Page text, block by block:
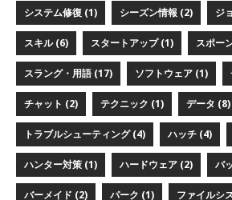
システム修復 (1) シーズン情報 (2) ジ
スキル (6) スタートアップ (1) スポー
スラング・用語 (17) ソフトウェア (1)
チャット (2) テクニック (1) データ (8)
トラブルシューティング (4) ハッチ (4)
ハンター対策 (1) ハードウェア (2) バ
バーメイド (2) パーク (1) ファイルシ